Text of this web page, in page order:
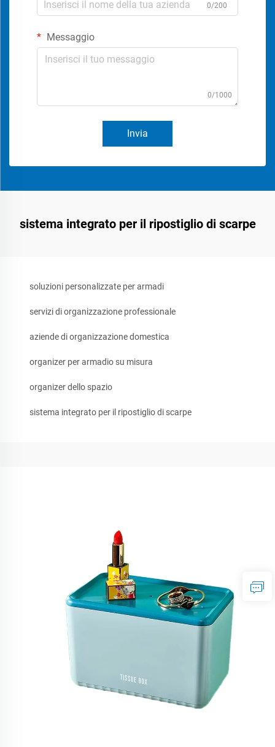
0/200
Messaggio
0/1000
Invia
sistema integrato per il ripostiglio di scarpe
soluzioni personalizzate per armadi
servizi di organizzazione professionale
aziende di organizzazione domestica
organizer per armadio su misura
organizer dello spazio
sistema integrato per il ripostiglio di scarpe